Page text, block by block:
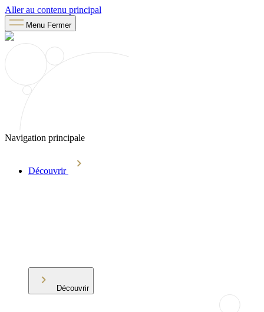
Aller au contenu principal
Menu Fermer
Navigation principale
Découvrir
Découvrir